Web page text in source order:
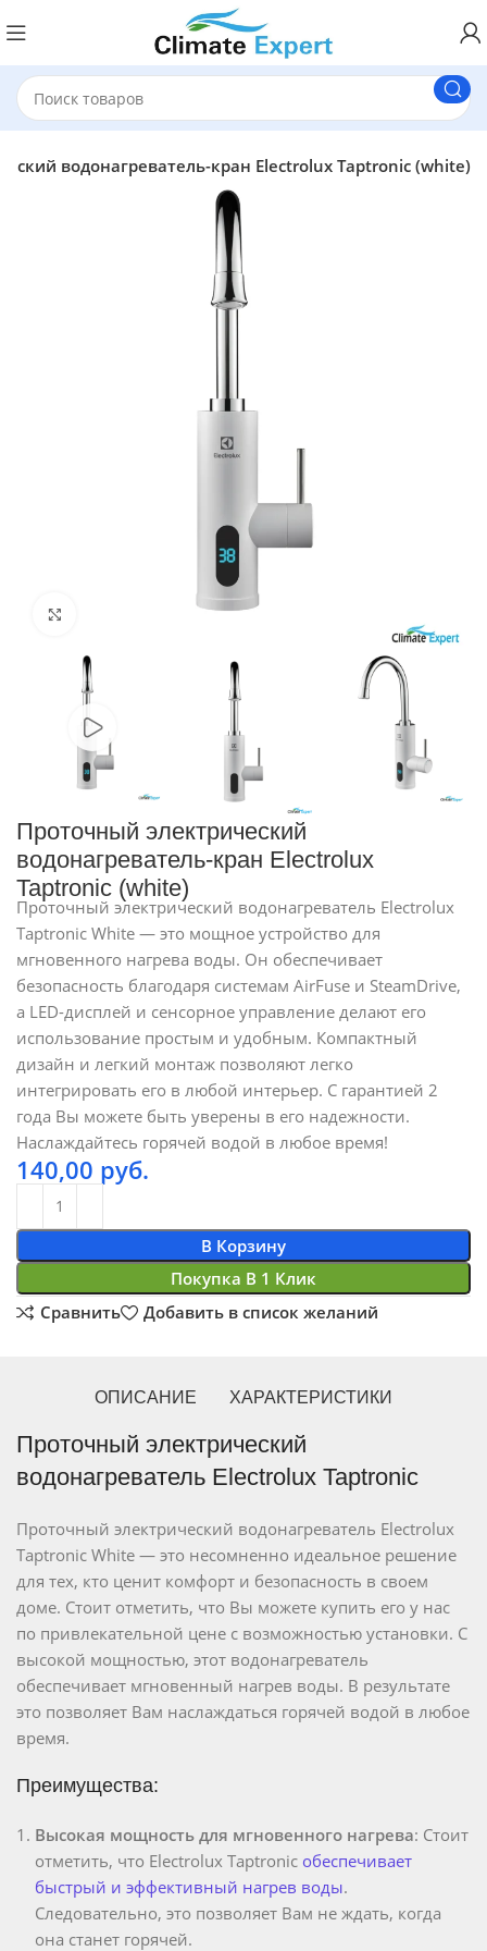
водонагреватель-кран Electrolux Taptronic (white)
Нажмите, чтобы увеличить
Проточный электрический
водонагреватель-кран Electrolux
Taptronic (white)
Проточный электрический водонагреватель Electrolux
Taptronic White — это мощное устройство для
мгновенного нагрева воды. Он обеспечивает
безопасность благодаря системам AirFuse и SteamDrive,
а LED-дисплей и сенсорное управление делают его
использование простым и удобным. Компактный
дизайн и легкий монтаж позволяют легко
интегрировать его в любой интерьер. С гарантией 2
года Вы можете быть уверены в его надежности.
Наслаждайтесь горячей водой в любое время!
140,00 руб.
В Корзину
Покупка В 1 Клик
Сравнить
Добавить в список желаний
ОПИСАНИЕ ХАРАКТЕРИСТИКИ
Проточный электрический
водонагреватель Electrolux Taptronic
Проточный электрический водонагреватель Electrolux
Taptronic White — это несомненно идеальное решение
для тех, кто ценит комфорт и безопасность в своем
доме. Стоит отметить, что Вы можете купить его у нас
по привлекательной цене с возможностью установки. С
высокой мощностью, этот водонагреватель
обеспечивает мгновенный нагрев воды. В результате
это позволяет Вам наслаждаться горячей водой в любое
время.
Преимущества:
Высокая мощность для мгновенного нагрева: Стоит
отметить, что Electrolux Taptronic обеспечивает
быстрый и эффективный нагрев воды.
Следовательно, это позволяет Вам не ждать, когда
она станет горячей.